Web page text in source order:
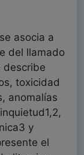
asocia a
del llamado
describe
toxicidad
anomalías
y
el